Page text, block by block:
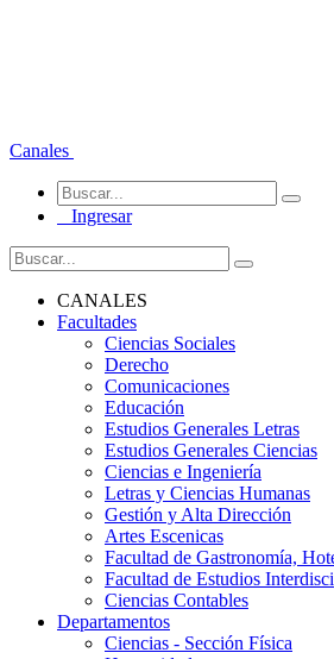
Canales
Ingresar
CANALES
Facultades
Ciencias Sociales
Derecho
Comunicaciones
Educación
Estudios Generales Letras
Estudios Generales Ciencias
Ciencias e Ingeniería
Letras y Ciencias Humanas
Gestión y Alta Dirección
Artes Escenicas
Facultad de Gastronomía,
Facultad de Estudios
Ciencias Contables
Departamentos
Ciencias - Sección Física